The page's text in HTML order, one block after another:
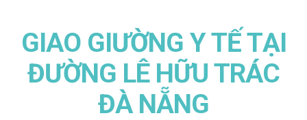
GIAO GIƯỜNG Y TẾ TẠI
ĐƯỜNG LÊ HỮU TRÁC
ĐÀ NẴNG